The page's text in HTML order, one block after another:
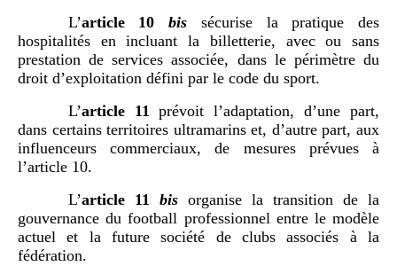
L’article 10bis
sécurise la pratique des
hospitalités en incluant la billetterie, avec ou sans
prestation de services associée, dans le périmètre du
droit d’exploitation défini par le code du sport.
L’article 11prévoit l’adaptation, d’une part,
dans certains territoires ultramarins et, d’autre part, aux
influenceurs commerciaux, de mesures prévues à
l’article 10.
L’article 11 bis organise la transition de la
gouvernance du football professionnel entre le modèle
actuel et la future société de clubs associés à la
fédération.